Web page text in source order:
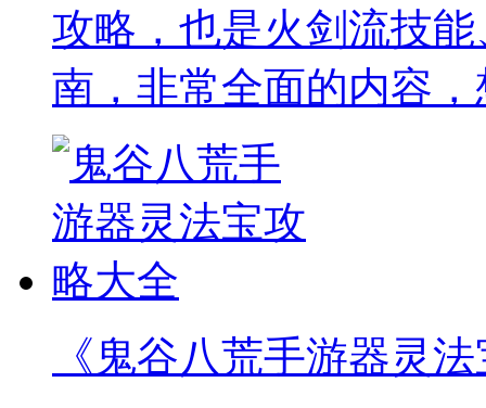
攻略，也是火剑流技
南，非常全面的内容
《鬼谷八荒手游器灵